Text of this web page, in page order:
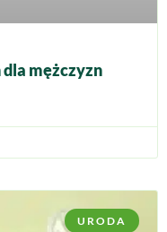
mężczyzn
URODA